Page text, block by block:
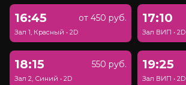
16:45 от 450 руб.
Зал 1, Красный • 2D
17:10
Зал ВИП • 2D
18:15 550 руб.
Зал 2, Синий • 2D
19:25
Зал ВИП • 2D